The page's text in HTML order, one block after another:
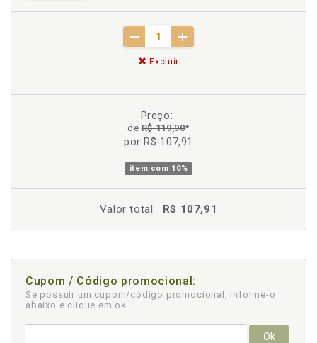
Excluir
Preço:
deR$ 119,90*
por R$ 107,91
item com 10%
Valor total: R$ 107,91
Cupom / Código promocional:
Se possuir um cupom/código promocional, informe-o
abaixo e clique em ok
Ok